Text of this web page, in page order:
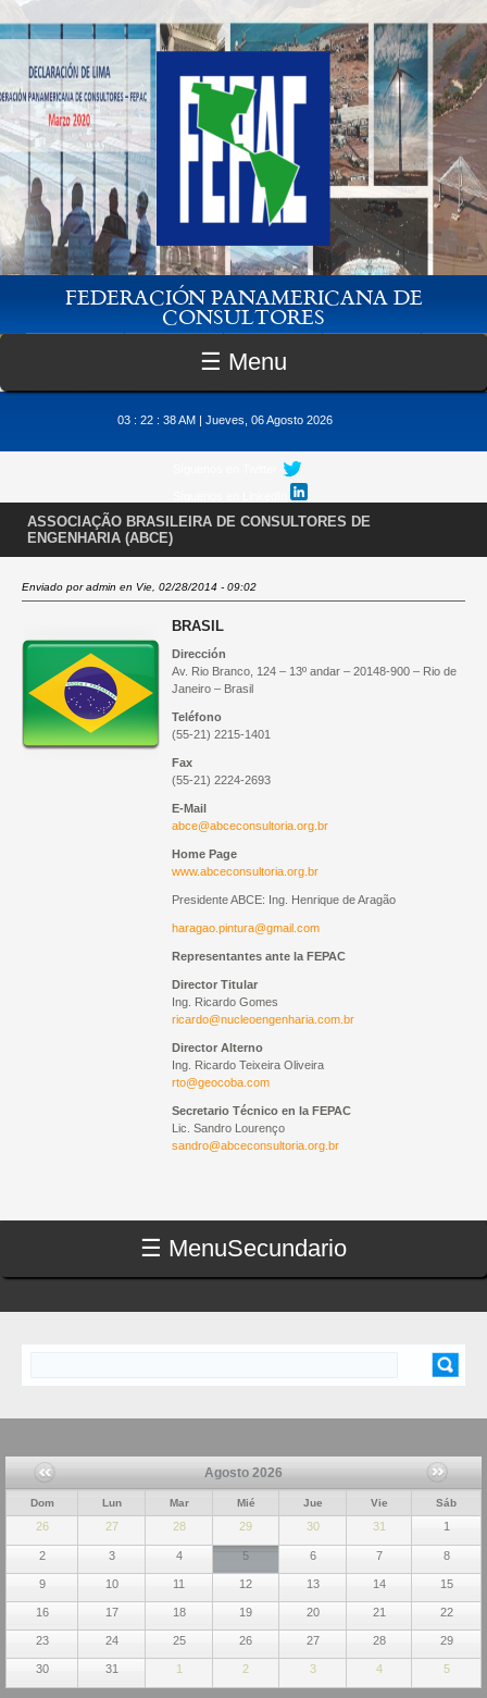
Pasar al contenido principal
FEDERACIÓN PANAMERICANA DE
CONSULTORES
☰ Menu
03 : 22 : 38 AM | Jueves, 06 Agosto 2026
ASSOCIAÇÃO BRASILEIRA DE CONSULTORES DE
ENGENHARIA (ABCE)
Enviado poradmin en Vie, 02/28/2014 - 09:02
BRASIL
Dirección
Av. Rio Branco, 124 – 13º andar – 20148-900 – Rio de
Janeiro – Brasil
Teléfono
(55-21) 2215-1401
Fax
(55-21) 2224-2693
E-Mail
abce@abceconsultoria.org.br
Home Page
www.abceconsultoria.org.br
Presidente ABCE: Ing. Henrique de Aragão
haragao.pintura@gmail.com
Representantes ante la FEPAC
Director Titular
Ing. Ricardo Gomes
ricardo@nucleoengenharia.com.br
Director Alterno
Ing. Ricardo Teixeira Oliveira
rto@geocoba.com
Secretario Técnico en la FEPAC
Lic. Sandro Lourenço
sandro@abceconsultoria.org.br
☰ MenuSecundario
Agosto 2026
Dom Lun Mar Mié Jue Vie Sáb
26 27 28 29 30 31 1
2 3 4 5 6 7 8
9 10 11 12 13 14 15
16 17 18 19 20 21 22
23 24 25 26 27 28 29
30 31 1 2 3 4 5